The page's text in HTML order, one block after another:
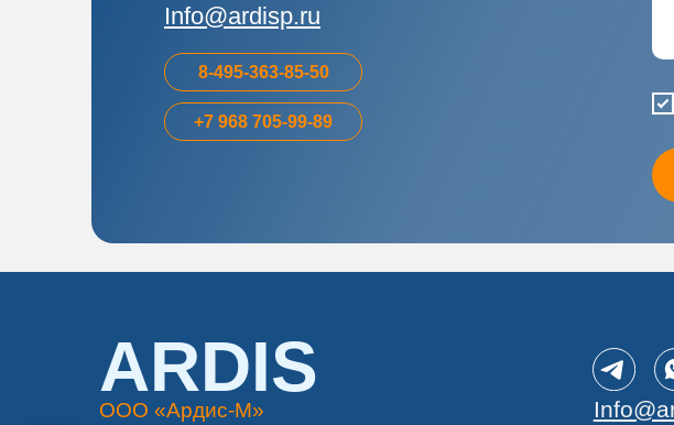
Info@ardisp.ru
+7 968 705-99-89
8-495-363-85-50
Golden Studio - продвижение сайта
Политика конфиденциальности